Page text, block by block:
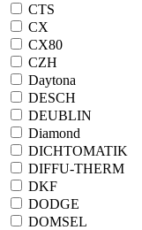
CTS
CX
CX80
CZH
Daytona
DESCH
DEUBLIN
Diamond
DICHTOMATIK
DIFFU-THERM
DKF
DODGE
DOMSEL